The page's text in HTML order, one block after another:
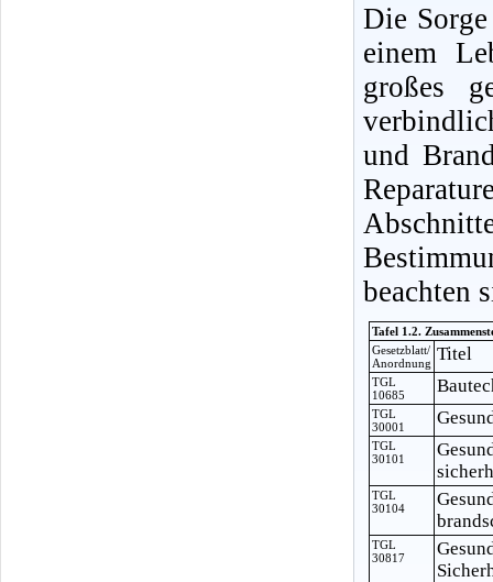
Die
einem
großes
und
beachten
Tafel 1.2.
Gesetzblatt/
Anordnung Titel
TGL
10685
TGL
30001
TGL
30101
TGL
30104
TGL
30817